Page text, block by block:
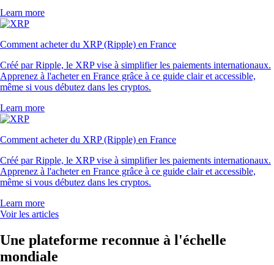
Learn more
Comment acheter du XRP (Ripple) en France
Créé par Ripple, le XRP vise à simplifier les paiements internationaux.
Apprenez à l'acheter en France grâce à ce guide clair et accessible,
même si vous débutez dans les cryptos.
Learn more
Comment acheter du XRP (Ripple) en France
Créé par Ripple, le XRP vise à simplifier les paiements internationaux.
Apprenez à l'acheter en France grâce à ce guide clair et accessible,
même si vous débutez dans les cryptos.
Learn more
Voir les articles
Une plateforme reconnue à l'échelle
mondiale